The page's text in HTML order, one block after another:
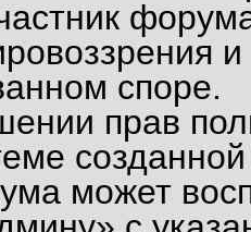
споре.
прав
может